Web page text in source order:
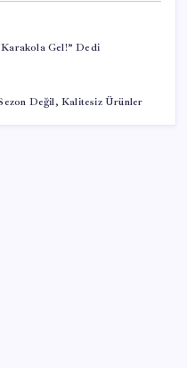
Gel!” Dedi
Değil, Kalitesiz Ürünler